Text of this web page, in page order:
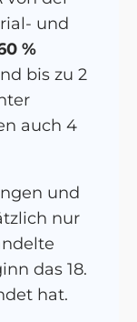
und
%
bis zu 2
auch 4
und
nur
das 18.
hat.